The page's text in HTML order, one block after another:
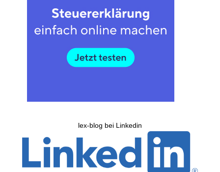
lex-blog bei Linkedin